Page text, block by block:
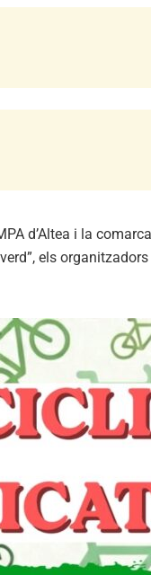
d’Altea i la
els